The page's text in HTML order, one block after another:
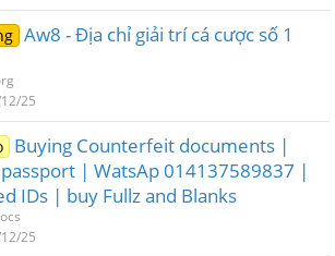
Aw8 - Địa chỉ giải trí cá cược số 1
25
Buying Counterfeit documents |
passport | WatsAp 014137589837 |
IDs | buy Fullz and Blanks
25